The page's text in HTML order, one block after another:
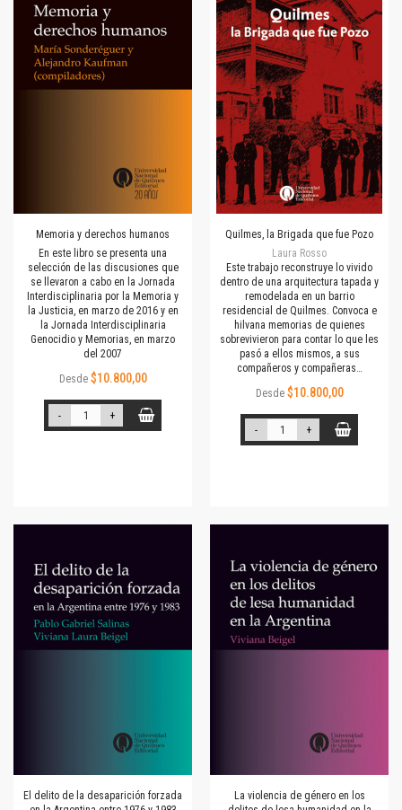
Memoria y derechos humanos
En este libro se presenta una
selección de las discusiones que
se llevaron a cabo en la Jornada
Interdisciplinaria por la Memoria y
la Justicia, en marzo de 2016 y en
la Jornada Interdisciplinaria
Genocidio y Memorias, en marzo
del 2007
Desde $10.800,00
- +
Quilmes, la Brigada que fue Pozo
Laura Rosso
Este trabajo reconstruye lo vivido
dentro de una arquitectura tapada y
remodelada en un barrio
residencial de Quilmes. Convoca e
hilvana memorias de quienes
sobrevivieron para contar lo que les
pasó a ellos mismos, a sus
compañeros y compañeras…
Desde $10.800,00
- +
El delito de la desaparición forzada
La violencia de género en los